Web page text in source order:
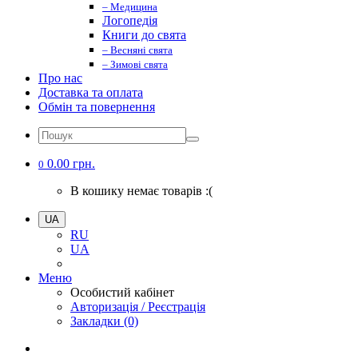
– Медицина
Логопедія
Книги до свята
– Весняні свята
– Зимові свята
Про нас
Доставка та оплата
Обмін та повернення
0 0.00 грн.
В кошику немає товарів :(
UA
RU
UA
Меню
Особистий кабінет
Авторизація / Реєстрація
Закладки (0)